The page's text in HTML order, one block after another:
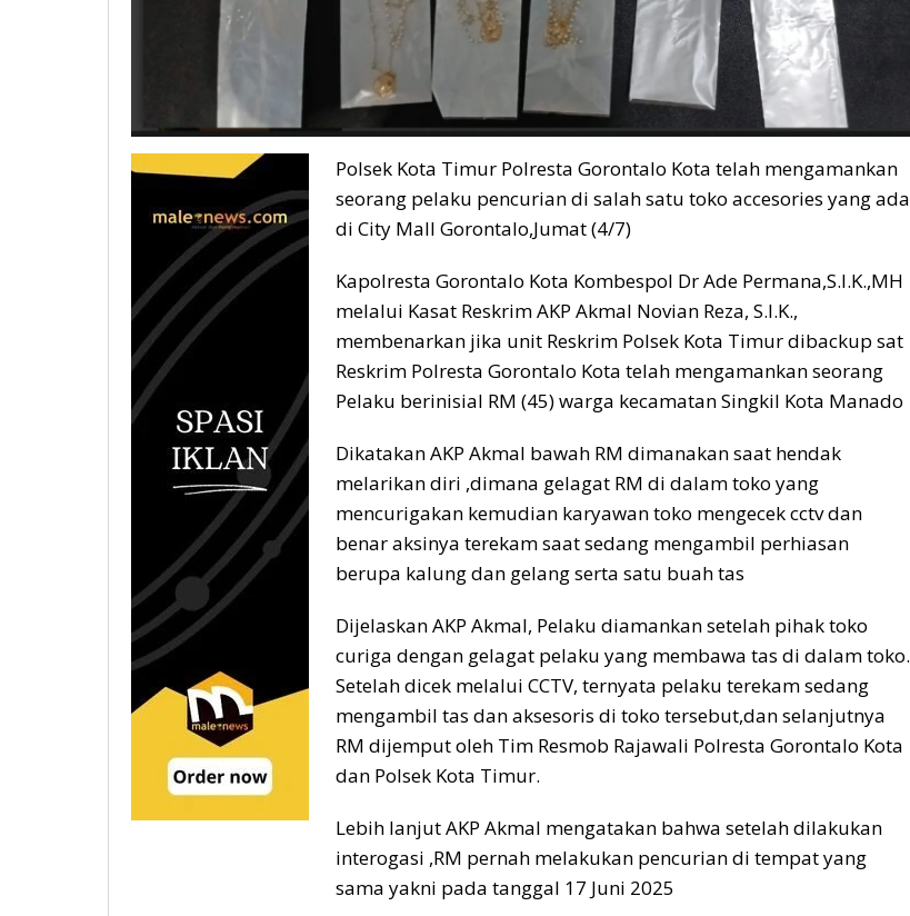
Polsek Kota Timur Polresta Gorontalo Kota telah mengamankan
seorang pelaku pencurian di salah satu toko accesories yang ada
di City Mall Gorontalo,Jumat (4/7)
Kapolresta Gorontalo Kota Kombespol Dr Ade Permana,S.I.K.,MH
melalui Kasat Reskrim AKP Akmal Novian Reza, S.I.K.,
membenarkan jika unit Reskrim Polsek Kota Timur dibackup sat
Reskrim Polresta Gorontalo Kota telah mengamankan seorang
Pelaku berinisial RM (45) warga kecamatan Singkil Kota Manado
Dikatakan AKP Akmal bawah RM dimanakan saat hendak
melarikan diri ,dimana gelagat RM di dalam toko yang
mencurigakan kemudian karyawan toko mengecek cctv dan
benar aksinya terekam saat sedang mengambil perhiasan
berupa kalung dan gelang serta satu buah tas
Dijelaskan AKP Akmal, Pelaku diamankan setelah pihak toko
curiga dengan gelagat pelaku yang membawa tas di dalam toko.
Setelah dicek melalui CCTV, ternyata pelaku terekam sedang
mengambil tas dan aksesoris di toko tersebut,dan selanjutnya
RM dijemput oleh Tim Resmob Rajawali Polresta Gorontalo Kota
dan Polsek Kota Timur.
Lebih lanjut AKP Akmal mengatakan bahwa setelah dilakukan
interogasi ,RM pernah melakukan pencurian di tempat yang
sama yakni pada tanggal 17 Juni 2025